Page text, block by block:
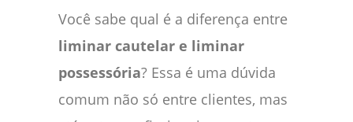
Você sabe qual é a diferença entre
liminar cautelar e liminar
possessória? Essa é uma dúvida
comum não só entre clientes, mas